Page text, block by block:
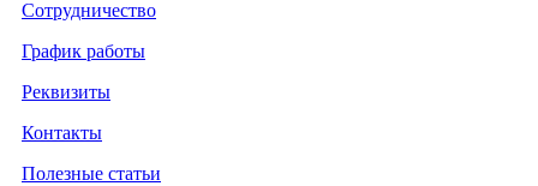
Сотрудничество
График работы
Реквизиты
Контакты
Полезные статьи